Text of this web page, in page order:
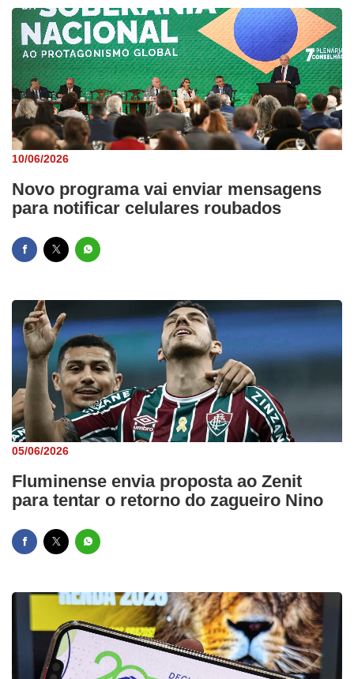
10/06/2026
Novo programa vai enviar mensagens
para notificar celulares roubados
05/06/2026
Fluminense envia proposta ao Zenit
para tentar o retorno do zagueiro Nino